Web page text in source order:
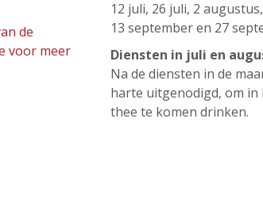
de
voor meer
12 juli, 26 juli, 2
13 september en 27
Diensten in juli en
Na de diensten in de
harte uitgenodigd, om
thee te komen drinken.